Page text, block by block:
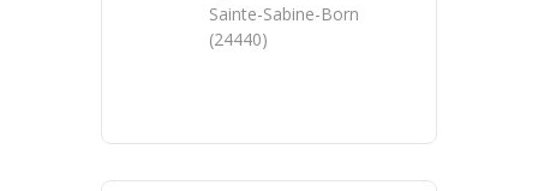
Sainte-Sabine-Born
(24440)